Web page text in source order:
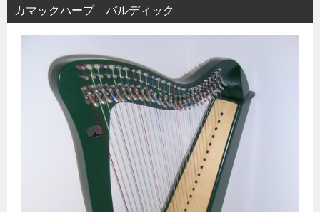
カマックハープ バルディック